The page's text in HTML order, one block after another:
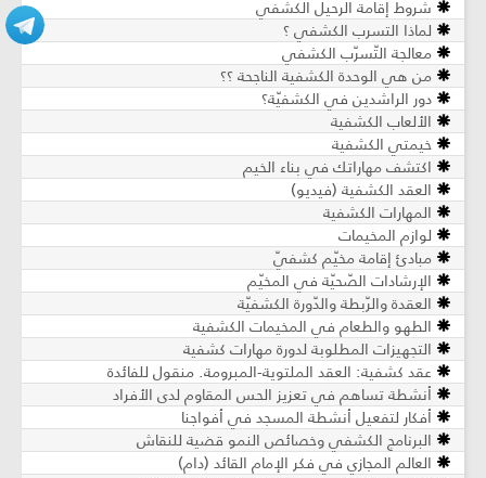
شروط إقامة الرحيل الكشفي
لماذا التسرب الكشفي ؟
معالجة التّسرّب الكشفي
من هي الوحدة الكشفية الناجحة ؟؟
دور الراشدين في الكشفيّة؟
الألعاب الكشفية
خيمتي الكشفية
اكتشف مهاراتك في بناء الخيم
العقد الكشفية (فيديو)
المهارات الكشفية
لوازم المخيمات
مبادئ إقامة مخيّم كشفيّ
الإرشادات الصّحيّة في المخيّم
العقدة والرّبطة والدّورة الكشفيّة
الطهو والطعام في المخيمات الكشفية
التجهيزات المطلوبة لدورة مهارات كشفية
عقد كشفية: العقد الملتوية-المبرومة. منقول للفائدة
أنشطة تساهم في تعزيز الحس المقاوم لدى الأفراد
أفكار لتفعيل أنشطة المسجد في أفواجنا
البرنامج الكشفي وخصائص النمو قضية للنقاش
العالم المجازي في فكر الإمام القائد (دام)